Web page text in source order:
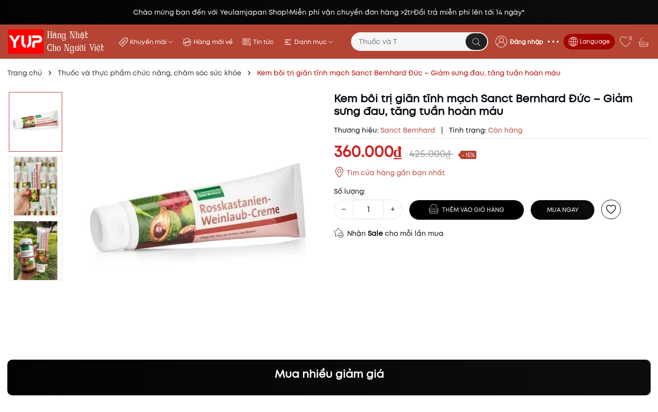
Chào mừng bạn đến với Yeulamjapan Shop!Miễn phí vận chuyển đơn hàng >2trĐổi trả miễn phí lên tới 14 ngày*
Khuyến mãi Hàng mới về Tin tức Danh mục Đăng nhập Language 0
Trang chủ Thuốc và thực phẩm chức năng, chăm sóc sức khỏe Kem bôi trị giãn tĩnh mạch Sanct Bernhard Đức – Giảm sưng đau, tăng tuần hoàn máu
Kem bôi trị giãn tĩnh mạch Sanct Bernhard Đức – Giảm
sưng đau, tăng tuần hoàn máu
Thương hiệu: Sanct Bernhard Tình trạng: Còn hàng
360.000₫ 425.000₫ - 15%
Tìm cửa hàng gần bạn nhất
Số lượng:
− + THÊM VÀO GIỎ HÀNG MUA NGAY
Nhận Sale cho mỗi lần mua
Mua nhiều giảm giá